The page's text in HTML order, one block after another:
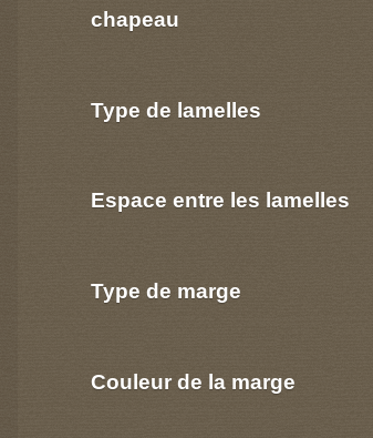
chapeau
Type de lamelles
Espace entre les lamelles
Type de marge
Couleur de la marge